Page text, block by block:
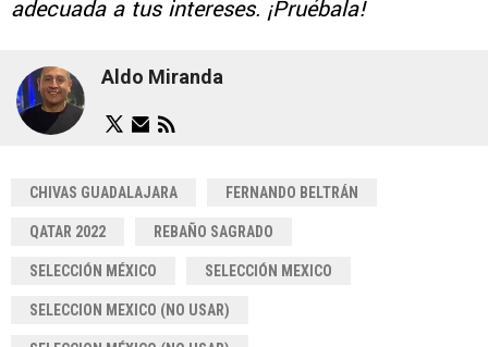
adecuada a tus intereses. ¡Pruébala!
Aldo Miranda
CHIVAS GUADALAJARA FERNANDO BELTRÁN
QATAR 2022 REBAÑO SAGRADO
SELECCIÓN MÉXICO SELECCIÓN MEXICO
SELECCION MEXICO (NO USAR)